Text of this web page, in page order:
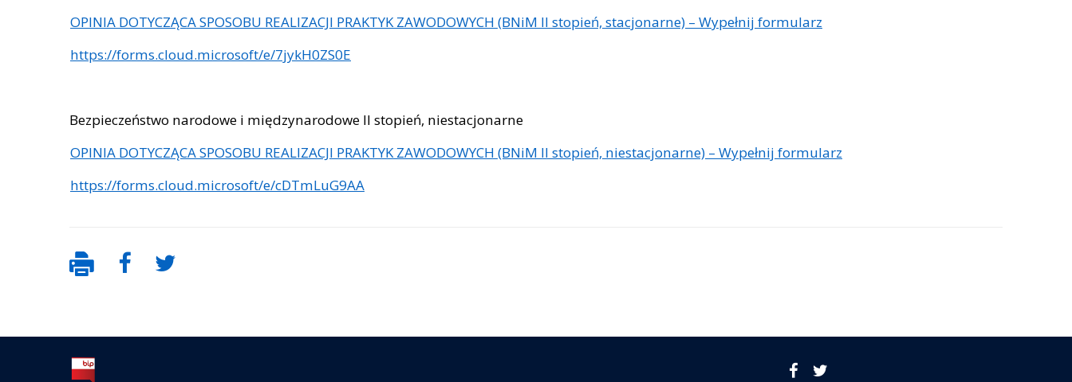
OPINIA DOTYCZĄCA SPOSOBU REALIZACJI PRAKTYK ZAWODOWYCH (BNiM II stopień, stacjonarne) – Wypełnij formularz
https://forms.cloud.microsoft/e/7jykH0ZS0E
⁠Bezpieczeństwo narodowe i międzynarodowe II stopień, niestacjonarne
OPINIA DOTYCZĄCA SPOSOBU REALIZACJI PRAKTYK ZAWODOWYCH (BNiM II stopień, niestacjonarne) – Wypełnij formularz
https://forms.cloud.microsoft/e/cDTmLuG9AA